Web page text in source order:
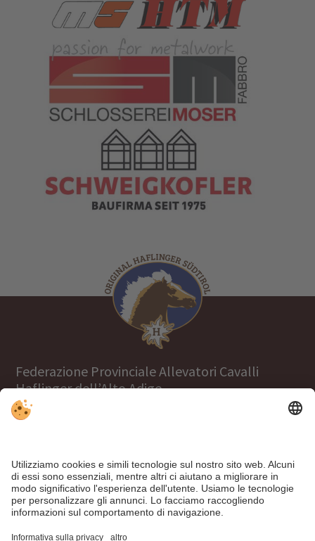
Federazione Provinciale Allevatori Cavalli
Haflinger dell’Alto Adige
Tel.
info@haflinger.eu